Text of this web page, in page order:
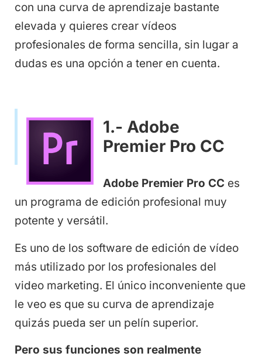
con una curva de aprendizaje bastante
elevada y quieres crear vídeos
profesionales de forma sencilla, sin lugar a
dudas es una opción a tener en cuenta.
1.- Adobe
Premier Pro CC
Adobe Premier Pro CC es
un programa de edición profesional muy
potente y versátil.
Es uno de los software de edición de vídeo
más utilizado por los profesionales del
video marketing. El único inconveniente que
le veo es que su curva de aprendizaje
quizás pueda ser un pelín superior.
Pero sus funciones son realmente